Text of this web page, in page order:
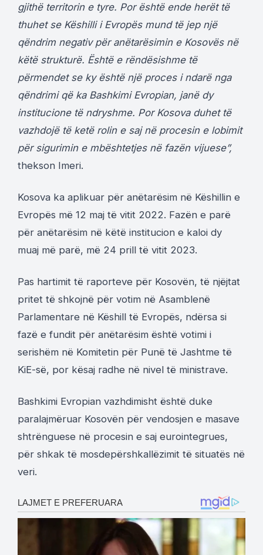
gjithë territorin e tyre. Por është ende herët të
thuhet se Këshilli i Evropës mund të jep një
qëndrim negativ për anëtarësimin e Kosovës në
këtë strukturë. Është e rëndësishme të
përmendet se ky është një proces i ndarë nga
qëndrimi që ka Bashkimi Evropian, janë dy
institucione të ndryshme. Por Kosova duhet të
vazhdojë të ketë rolin e saj në procesin e lobimit
për sigurimin e mbështetjes në fazën vijuese”,
thekson Imeri.
Kosova ka aplikuar për anëtarësim në Këshillin e
Evropës më 12 maj të vitit 2022. Fazën e parë
për anëtarësim në këtë institucion e kaloi dy
muaj më parë, më 24 prill të vitit 2023.
Pas hartimit të raporteve për Kosovën, të njëjtat
pritet të shkojnë për votim në Asamblenë
Parlamentare në Këshill të Evropës, ndërsa si
fazë e fundit për anëtarësim është votimi i
serishëm në Komitetin për Punë të Jashtme të
KiE-së, por kësaj radhe në nivel të ministrave.
Bashkimi Evropian vazhdimisht është duke
paralajmëruar Kosovën për vendosjen e masave
shtrënguese në procesin e saj eurointegrues,
për shkak të mosdepërshkallëzimit të situatës në
veri.